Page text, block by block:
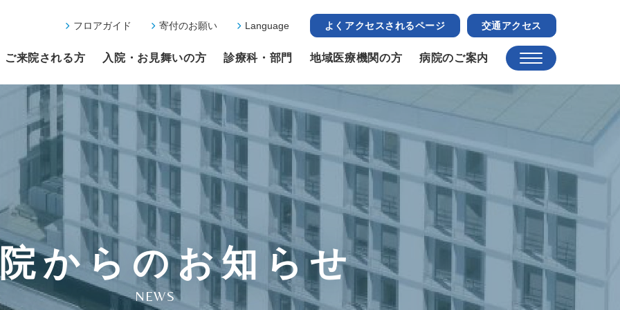
フロアガイド 寄付のお願い Language よくアクセスされるページ 交通アクセス
ご来院される方 入院・お見舞いの方 診療科・部門 地域医療機関の方 病院のご案内
からのお知らせ
NEWS